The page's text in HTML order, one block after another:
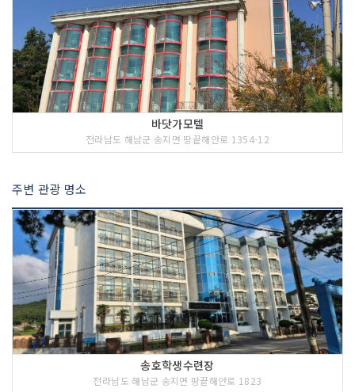
바닷가모텔
전라남도 해남군 송지면 땅끝해안로 1354-12
주변 관광 명소
송호학생수련장
전라남도 해남군 송지면 땅끝해안로 1823